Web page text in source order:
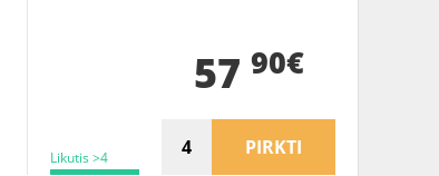
Likutis >4
57 90€
PIRKTI